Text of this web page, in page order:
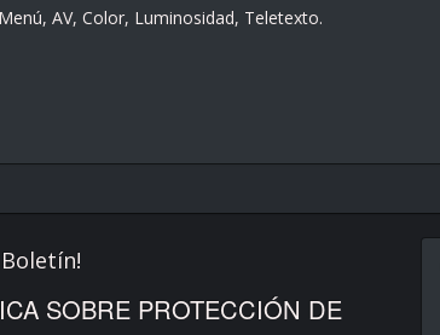
AV, Color, Luminosidad, Teletexto.
SOBRE PROTECCIÓN DE